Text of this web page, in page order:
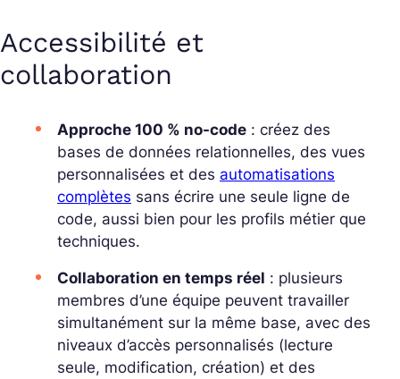
Accessibilité et
collaboration
Approche 100 % no-code : créez des
bases de données relationnelles, des vues
personnalisées et des automatisations
complètes sans écrire une seule ligne de
code, aussi bien pour les profils métier que
techniques.
Collaboration en temps réel : plusieurs
membres d’une équipe peuvent travailler
simultanément sur la même base, avec des
niveaux d’accès personnalisés (lecture
seule, modification, création) et des